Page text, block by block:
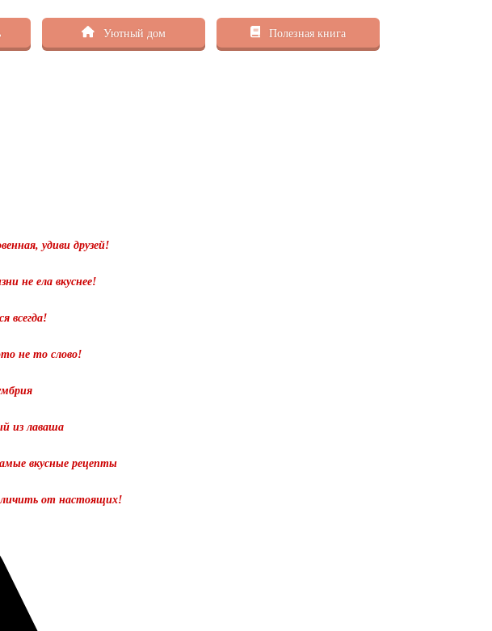
Уютный дом Полезная книга
удиви друзей!
не ела вкуснее!
всегда!
не то слово!
из лаваша
вкусные рецепты
от настоящих!